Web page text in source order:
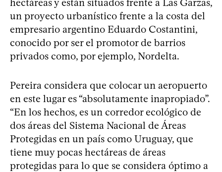
un proyecto urbanístico frente a la costa del
empresario argentino Eduardo Costantini,
conocido por ser el promotor de barrios
privados como, por ejemplo, Nordelta.
Pereira considera que colocar un aeropuerto
en este lugar es “absolutamente inapropiado”.
“En los hechos, es un corredor ecológico de
dos áreas del Sistema Nacional de Áreas
Protegidas en un país como Uruguay, que
tiene muy pocas hectáreas de áreas
protegidas para lo que se considera óptimo a